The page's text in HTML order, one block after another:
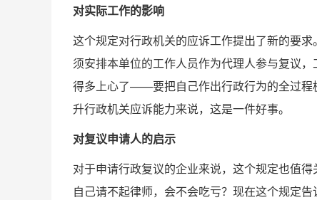
对实际工作的影响
这个规定对行政机关的应诉工作提出了新的要
须安排本单位的工作人员作为代理人参与复议
得多上心了——要把自己作出行政行为的全过程
升行政机关应诉能力来说，这是一件好事。
对复议申请人的启示
对于申请行政复议的企业来说，这个规定也值
自己请不起律师，会不会吃亏？现在这个规定